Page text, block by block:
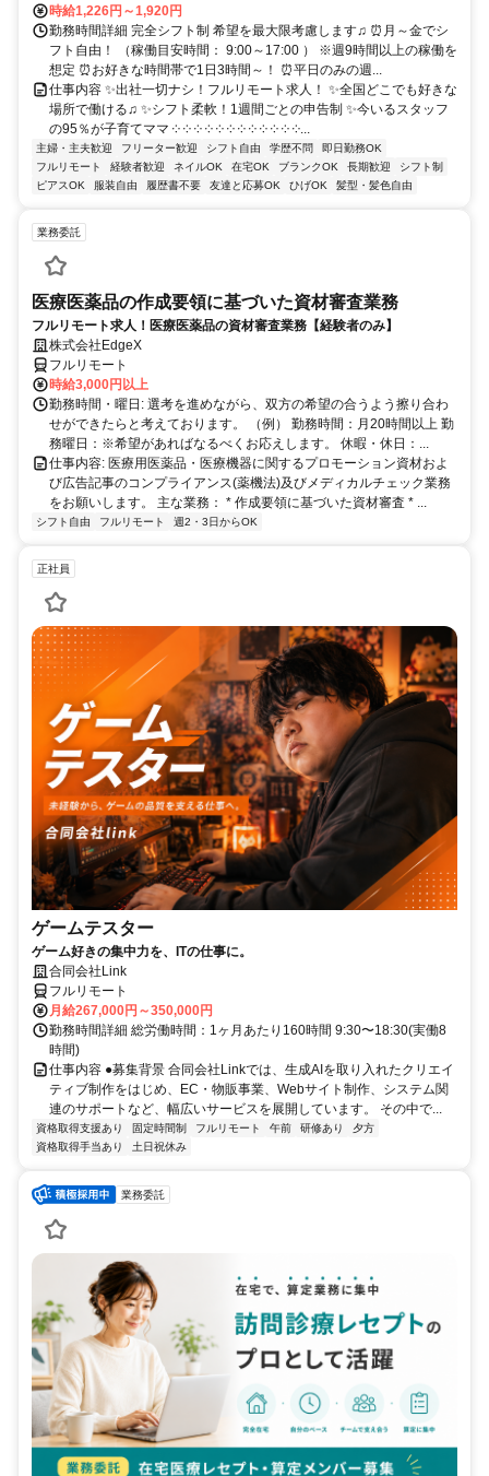
時給1,226円～1,920円
勤務時間詳細 完全シフト制 希望を最大限考慮します♫ ⏰月～金でシ
フト自由！ （稼働目安時間： 9:00～17:00 ） ※週9時間以上の稼働を
想定 ⏰お好きな時間帯で1日3時間～！ ⏰平日のみの週...
仕事内容 ✨出社一切ナシ！フルリモート求人！ ✨全国どこでも好きな
場所で働ける♫ ✨シフト柔軟！1週間ごとの申告制 ✨今いるスタッフ
の95％が子育てママ ༶ ༶ ༶ ༶ ༶ ༶ ༶ ༶ ༶ ༶ ༶ ༶...
主婦・主夫歓迎 フリーター歓迎 シフト自由 学歴不問
即日勤務OK
フルリモート
経験者歓迎 ネイルOK 在宅OK ブランクOK 長期歓迎
シフト制
ピアスOK
服装自由 履歴書不要 友達と応募OK ひげOK 髪型・髪色自由
業務委託
医療医薬品の作成要領に基づいた資材審査業務
フルリモート求人！医療医薬品の資材審査業務【経験者のみ】
株式会社EdgeX
フルリモート
時給3,000円以上
勤務時間・曜日: 選考を進めながら、双方の希望の合うよう擦り合わ
せができたらと考えております。 （例） 勤務時間：月20時間以上 勤
務曜日：※希望があればなるべくお応えします。 休暇・休日：...
仕事内容: 医療用医薬品・医療機器に関するプロモーション資材およ
び広告記事のコンプライアンス(薬機法)及びメディカルチェック業務
をお願いします。 主な業務： * 作成要領に基づいた資材審査 * ...
シフト自由 フルリモート 週2・3日からOK
正社員
ゲームテスター
ゲーム好きの集中力を、ITの仕事に。
合同会社Link
フルリモート
月給267,000円～350,000円
勤務時間詳細 総労働時間：1ヶ月あたり160時間 9:30〜18:30(実働8
時間)
仕事内容 ●募集背景 合同会社Linkでは、生成AIを取り入れたクリエイ
ティブ制作をはじめ、EC・物販事業、Webサイト制作、システム関
連のサポートなど、幅広いサービスを展開しています。 その中で...
資格取得支援あり 固定時間制 フルリモート 午前 研修あり
夕方
資格取得手当あり
土日祝休み
業務委託